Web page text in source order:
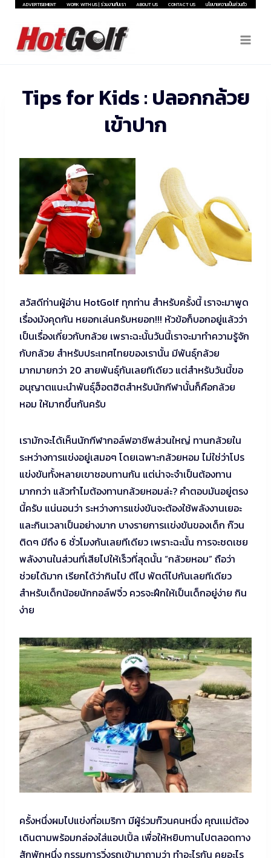
Skip
content
ADVERTISEMENT WORK WITH US | ร่วมงานกับเรา ABOUT US CONTACT US นโยบายความเป็นส่วนตัว
Tips for Kids : ปลอกกล้วย
เข้าปาก
สวัสดีท่านผู้อ่าน HotGolf ทุกท่าน สำหรับครั้งนี้ เราจะมาพูด
เรื่องมังคุดกัน หยอกเล่นครับหยอก!!! หัวข้อก็บอกอยู่แล้วว่า
เป็นเรื่องเกี่ยวกับกล้วย เพราะฉะนั้นวันนี้เราจะมาทำความรู้จัก
กับกล้วย สำหรับประเทศไทยของเรานั้น มีพันธุ์กล้วย
มากมายกว่า 20 สายพันธุ์กันเลยทีเดียว แต่สำหรับวันนี้ขอ
อนุญาตแนะนำพันธุ์ฮ็อตฮิตสำหรับนักกีฬานั้นก็คือกล้วย
หอม ให้มากขึ้นกันครับ
เรามักจะได้เห็นนักกีฬากอล์ฟอาชีพส่วนใหญ่ ทานกล้วยใน
ระหว่างการแข่งอยู่เสมอๆ โดยเฉพาะกล้วยหอม ไม่ใช่ว่าโปร
แข่งขันทั้งหลายเขาชอบทานกัน แต่น่าจะจำเป็นต้องทาน
มากกว่า แล้วทำไมต้องทานกล้วยหอมล่ะ? คำตอบมันอยู่ตรง
นี้ครับ แน่นอนว่า ระหว่างการแข่งขันจะต้องใช้พลังงานเยอะ
และกินเวลาเป็นอย่างมาก บางรายการเเข่งขันของเด็ก ก๊วน
ติดๆ มีถึง 6 ชั่วโมงกันเลยทีเดียว เพราะฉะนั้น การจะชดเชย
พลังงานในส่วนที่เสียไปให้เร็วที่สุดนั้น “กล้วยหอม” ถือว่า
ช่วยได้มาก เรียกได้ว่ากินไป ตีไป พัตต์ไปกันเลยทีเดียว
สำหรับเด็กน้อยนักกอล์ฟจิ๋ว ควรจะฝึกให้เป็นเด็กอยู่ง่าย กิน
ง่าย
ครั้งหนึ่งผมไปแข่งที่อเมริกา มีผู้ร่วมก๊วนคนหนึ่ง คุณเเม่ต้อง
เดินตามพร้อมกล่องใส่แอปเปิ้ล เพื่อให้หยิบทานไปตลอดทาง
สักพักหนึ่ง กรรมการวิ่งรถเข้ามาถามว่า ทำอะไรกัน คุยอะไร